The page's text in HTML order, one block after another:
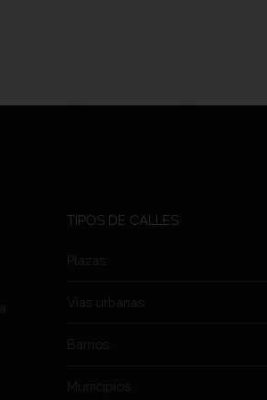
TIPOS DE CALLES
Plazas.
Vías urbanas.
Barrios.
Municipios.